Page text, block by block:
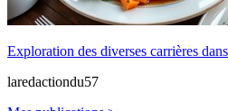
Exploration des diverses carrières
laredactiondu57